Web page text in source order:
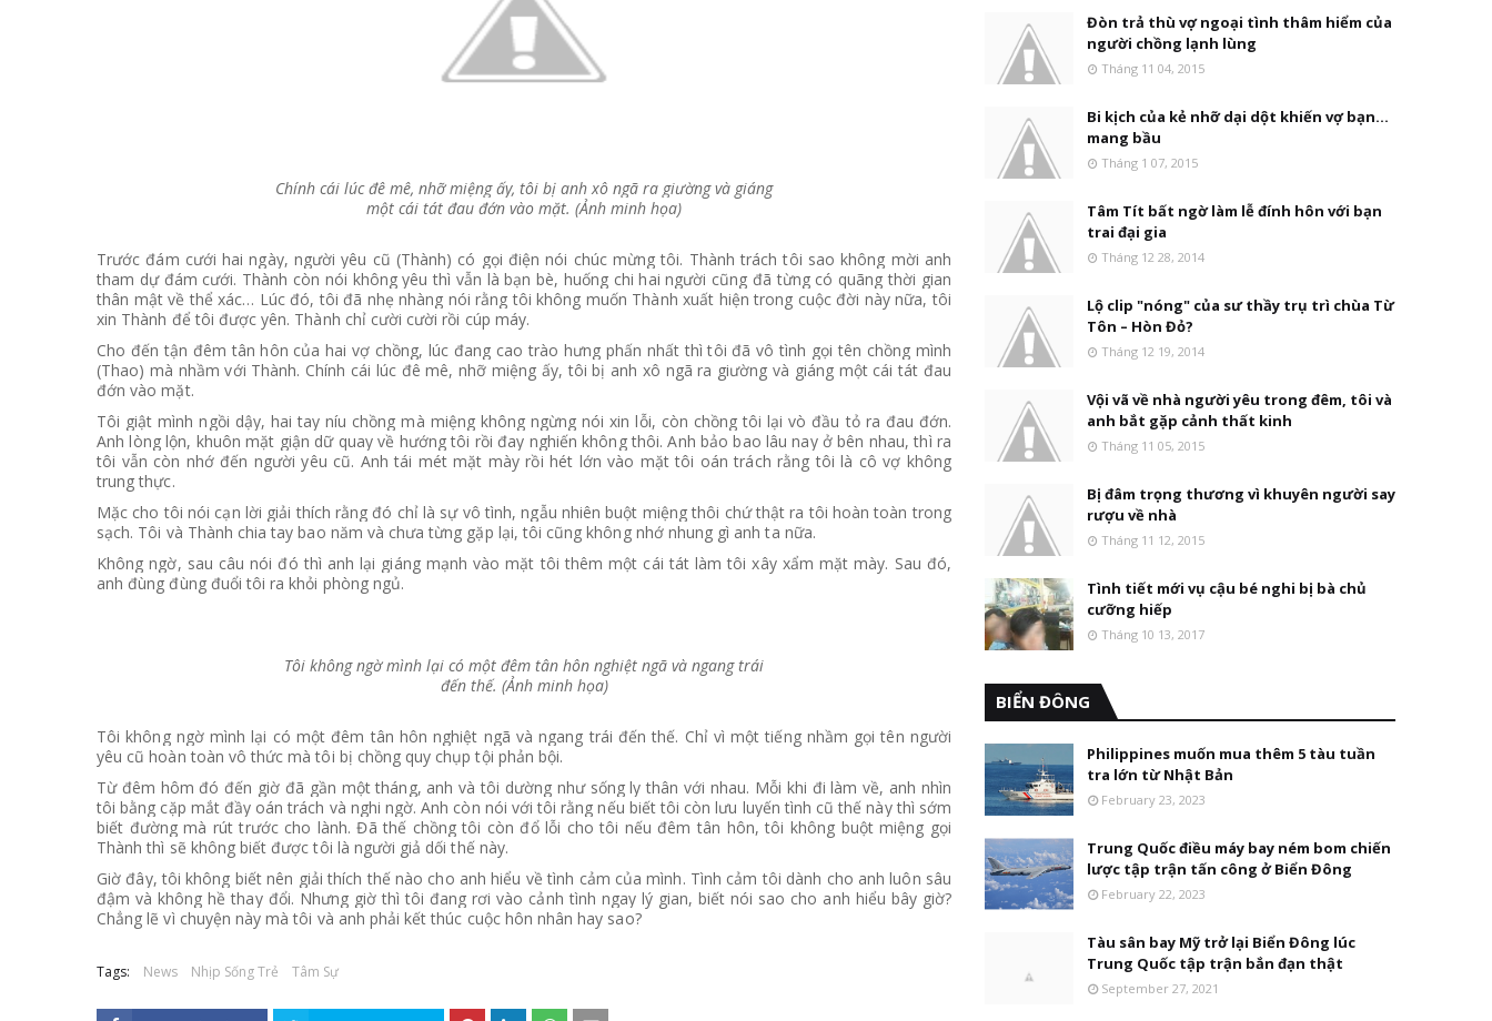
Chính cái lúc đê mê, nhỡ miệng ấy, tôi bị anh xô ngã ra giường và giáng
một cái tát đau đớn vào mặt. (Ảnh minh họa)
Trước đám cưới hai ngày, người yêu cũ (Thành) có gọi điện nói chúc mừng tôi. Thành trách tôi sao không mời anh
tham dự đám cưới. Thành còn nói không yêu thì vẫn là bạn bè, huống chi hai người cũng đã từng có quãng thời gian
thân mật về thể xác… Lúc đó, tôi đã nhẹ nhàng nói rằng tôi không muốn Thành xuất hiện trong cuộc đời này nữa, tôi
xin Thành để tôi được yên. Thành chỉ cười cười rồi cúp máy.
Cho đến tận đêm tân hôn của hai vợ chồng, lúc đang cao trào hưng phấn nhất thì tôi đã vô tình gọi tên chồng mình
(Thao) mà nhầm với Thành. Chính cái lúc đê mê, nhỡ miệng ấy, tôi bị anh xô ngã ra giường và giáng một cái tát đau
đớn vào mặt.
Tôi giật mình ngồi dậy, hai tay níu chồng mà miệng không ngừng nói xin lỗi, còn chồng tôi lại vò đầu tỏ ra đau đớn.
Anh lòng lộn, khuôn mặt giận dữ quay về hướng tôi rồi đay nghiến không thôi. Anh bảo bao lâu nay ở bên nhau, thì ra
tôi vẫn còn nhớ đến người yêu cũ. Anh tái mét mặt mày rồi hét lớn vào mặt tôi oán trách rằng tôi là cô vợ không
trung thực.
Mặc cho tôi nói cạn lời giải thích rằng đó chỉ là sự vô tình, ngẫu nhiên buột miệng thôi chứ thật ra tôi hoàn toàn trong
sạch. Tôi và Thành chia tay bao năm và chưa từng gặp lại, tôi cũng không nhớ nhung gì anh ta nữa.
Không ngờ, sau câu nói đó thì anh lại giáng mạnh vào mặt tôi thêm một cái tát làm tôi xây xẩm mặt mày. Sau đó,
anh đùng đùng đuổi tôi ra khỏi phòng ngủ.
Tôi không ngờ mình lại có một đêm tân hôn nghiệt ngã và ngang trái
đến thế. (Ảnh minh họa)
Tôi không ngờ mình lại có một đêm tân hôn nghiệt ngã và ngang trái đến thế. Chỉ vì một tiếng nhầm gọi tên người
yêu cũ hoàn toàn vô thức mà tôi bị chồng quy chụp tội phản bội.
Từ đêm hôm đó đến giờ đã gần một tháng, anh và tôi dường như sống ly thân với nhau. Mỗi khi đi làm về, anh nhìn
tôi bằng cặp mắt đầy oán trách và nghi ngờ. Anh còn nói với tôi rằng nếu biết tôi còn lưu luyến tình cũ thế này thì sớm
biết đường mà rút trước cho lành. Đã thế chồng tôi còn đổ lỗi cho tôi nếu đêm tân hôn, tôi không buột miệng gọi
Thành thì sẽ không biết được tôi là người giả dối thế này.
Giờ đây, tôi không biết nên giải thích thế nào cho anh hiểu về tình cảm của mình. Tình cảm tôi dành cho anh luôn sâu
đậm và không hề thay đổi. Nhưng giờ thì tôi đang rơi vào cảnh tình ngay lý gian, biết nói sao cho anh hiểu bây giờ?
Chẳng lẽ vì chuyện này mà tôi và anh phải kết thúc cuộc hôn nhân hay sao?
Tags: News Nhịp Sống Trẻ Tâm Sự
Đòn trả thù vợ ngoại tình thâm hiểm của
người chồng lạnh lùng
Tháng 11 04, 2015
Bi kịch của kẻ nhỡ dại dột khiến vợ bạn...
mang bầu
Tháng 1 07, 2015
Tâm Tít bất ngờ làm lễ đính hôn với bạn
trai đại gia
Tháng 12 28, 2014
Lộ clip "nóng" của sư thầy trụ trì chùa Từ
Tôn – Hòn Đỏ?
Tháng 12 19, 2014
Vội vã về nhà người yêu trong đêm, tôi và
anh bắt gặp cảnh thất kinh
Tháng 11 05, 2015
Bị đâm trọng thương vì khuyên người say
rượu về nhà
Tháng 11 12, 2015
Tình tiết mới vụ cậu bé nghi bị bà chủ
cưỡng hiếp
Tháng 10 13, 2017
BIỂN ĐÔNG
Philippines muốn mua thêm 5 tàu tuần
tra lớn từ Nhật Bản
February 23, 2023
Trung Quốc điều máy bay ném bom chiến
lược tập trận tấn công ở Biển Đông
February 22, 2023
Tàu sân bay Mỹ trở lại Biển Đông lúc
Trung Quốc tập trận bắn đạn thật
September 27, 2021